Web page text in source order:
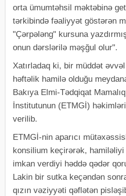
orta ümumtəhsil məktəbinə
tərkibində fəaliyyət göstərən
"Çərpələng" kursuna
onun dərslərilə məşğul olur".
Xatırladaq ki, bir müddət əvvəl
həftəlik hamilə olduğu
Bakıya Elmi-Tədqiqat
İnstitutunun (ETMGİ)
verilib.
ETMGİ-nin aparıcı
konsilium keçirərək, hamiləliyi
imkan verdiyi həddə qədər
Lakin bir sutka keçəndən
qızın vəziyyəti qəflətən